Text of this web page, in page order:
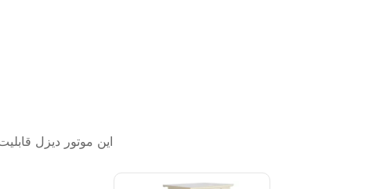
این موتور دیزل